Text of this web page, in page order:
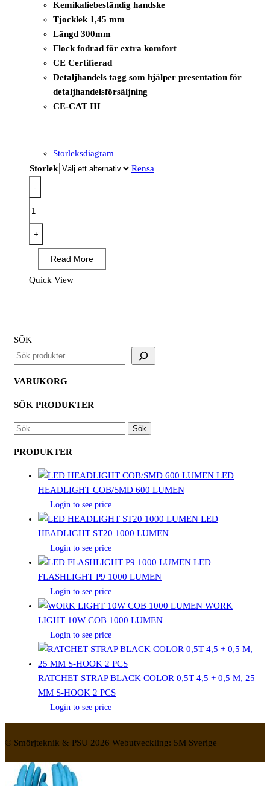
Kemikaliebeständig handske
Tjocklek 1,45 mm
Längd 300mm
Flock fodrad för extra komfort
CE Certifierad
Detaljhandels tagg som hjälper presentation för
detaljhandelsförsäljning
CE-CAT III
Storleksdiagram
Storlek
Rensa
-
Marine
Ultra
Chem
mängd
+
Read More
Quick View
SÖK
VARUKORG
SÖK PRODUKTER
SÖK
PRODUKTER
LED
HEADLIGHT COB/SMD 600 LUMEN
Login to see price
LED
HEADLIGHT ST20 1000 LUMEN
Login to see price
LED
FLASHLIGHT P9 1000 LUMEN
Login to see price
WORK
LIGHT 10W COB 1000 LUMEN
Login to see price
RATCHET STRAP BLACK COLOR 0,5T 4,5 + 0,5 M, 25
MM S-HOOK 2 PCS
Login to see price
© Smörjteknik & PSU 2026 Webutveckling: 5M Sverige